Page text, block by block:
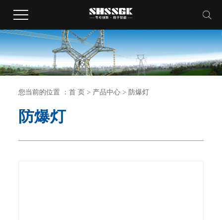
您当前的位置 ：首 页 > 产品中心 > 防爆灯
防爆灯